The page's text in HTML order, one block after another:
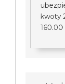
kwoty
160.00